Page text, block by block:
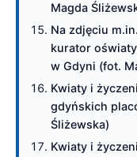
Magda
Na zdjęciu
kurator
w Gdyni (fot.
Kwiaty i
gdyńskich
Śliżewska)
Kwiaty i